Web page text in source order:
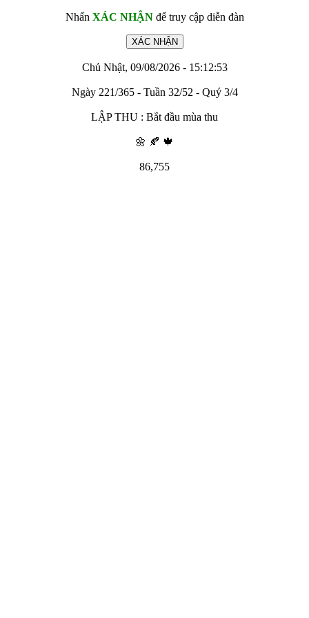
Nhấn XÁC NHẬNđể truy cập diễn đàn
Chủ Nhật, 09/08/2026 - 15:12:53
Ngày 221/365 - Tuần 32/52 - Quý 3/4
LẬP THU : Bắt đầu mùa thu
🌼 🍂 🍁
86,755